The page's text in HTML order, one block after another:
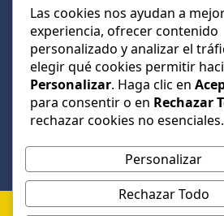
Atención por teléfono y
CONTÁCTANOS
+34 622 01 23 74
+34 622 01 23 74
info@taxialmeria9.com
© 2026 Taxi Almería 9 –
Las cookies nos ayudan a
experiencia, ofrecer contenido
personalizado y analizar el
elegir qué cookies permitir
Personalizar. Haga clic en
para consentir o en Rechazar
rechazar cookies no esenciales.
Personalizar
Rechazar Todo